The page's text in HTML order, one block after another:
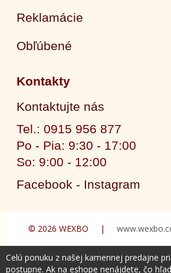
Reklamácie
Obľúbené
Kontakty
Kontaktujte nás
Tel.: 0915 956 877
Po - Pia: 9:30 - 17:00
So: 9:00 - 12:00
Facebook - Instagram
© 2026 WEXBO |
Celú ponuku z našej kamennej predajne
postupne. Ak na eshope nenájdete, čo